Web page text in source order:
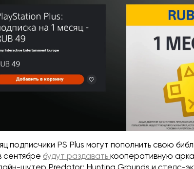
подписчики PS Plus могут пополнить свою
сентябре будут раздаватькооперативную
шутер Predator: Hunting Grounds и стелс-